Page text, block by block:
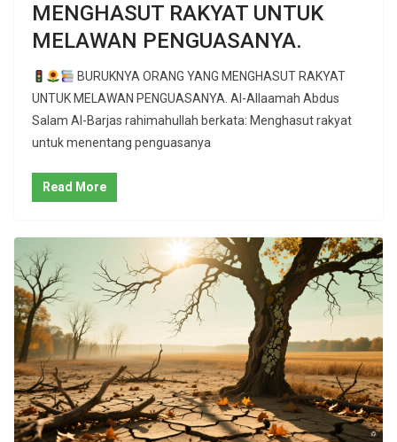
MENGHASUT RAKYAT UNTUK
MELAWAN PENGUASANYA.
BURUKNYA ORANG YANG MENGHASUT RAKYAT
UNTUK MELAWAN PENGUASANYA. Al-Allaamah Abdus
Salam Al-Barjas rahimahullah berkata: Menghasut rakyat
untuk menentang penguasanya
Read More